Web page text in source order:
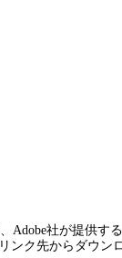
社が提供する
ンク先からダウン